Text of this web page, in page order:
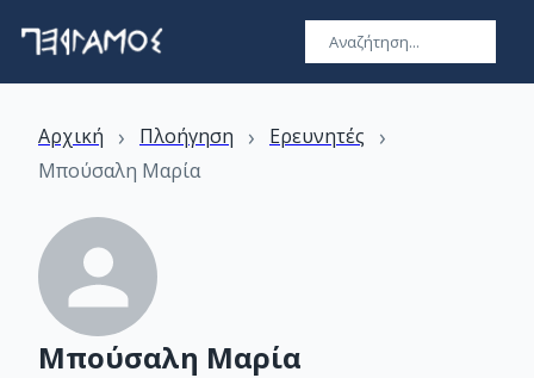
Αρχική › Πλοήγηση › Ερευνητές ›
Μπούσαλη Μαρία
Μπούσαλη Μαρία